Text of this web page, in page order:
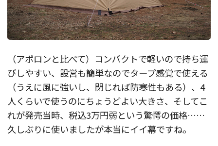
（アポロンと比べて）コンパクトで軽いので持ち運
びしやすい、設営も簡単なのでタープ感覚で使える
（うえに風に強いし、閉じれば防寒性もある）、4
人くらいで使うのにちょうどよい大きさ、そしてこ
れが発売当時、税込3万円弱という驚愕の価格……
久しぶりに使いましたが本当にイイ幕ですね。